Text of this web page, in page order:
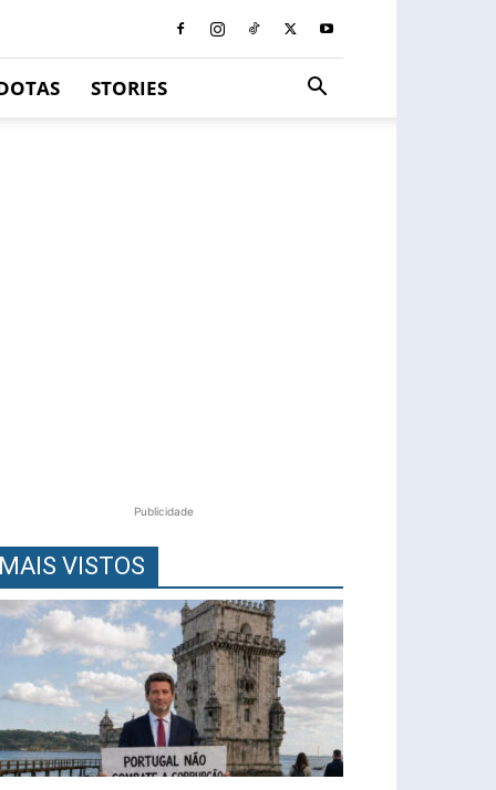
STORIES
Publicidade
MAIS VISTOS